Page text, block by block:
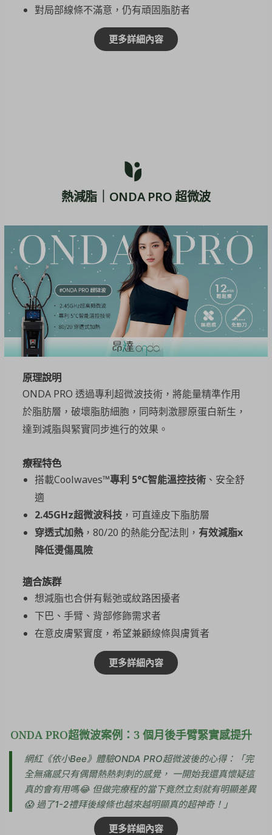
對局部線條不滿意，仍有頑固脂肪者
更多詳細內容
熱減脂｜ONDA PRO 超微波
原理說明
ONDA PRO 透過專利超微波技術，將能量精準作用
於脂肪層，破壞脂肪細胞，同時刺激膠原蛋白新生，
達到減脂與緊實同步進行的效果。
療程特色
搭載Coolwaves™專利 5°C智能溫控技術 、安全舒
適
2.45GHz超微波科技 ，可直達皮下脂肪層
穿透式加熱，80/20 的熱能分配法則，有效減脂x
降低燙傷風險
適合族群
想減脂也合併有鬆弛或紋路困擾者
下巴、手臂、背部修飾需求者
在意皮膚緊實度，希望兼顧線條與膚質者
更多詳細內容
ONDA PRO超微波案例：3 個月後手臂緊實感提升
網紅《依小Bee》體驗ONDA PRO超微波後的心得：「完
全無痛感只有偶爾熱熱刺刺的感覺， 一開始我還真懷疑這
真的會有用嗎😂 但做完療程的當下竟然立刻就有明顯差異
😱 過了1-2禮拜後線條也越來越明顯真的超神奇！」
更多詳細內容